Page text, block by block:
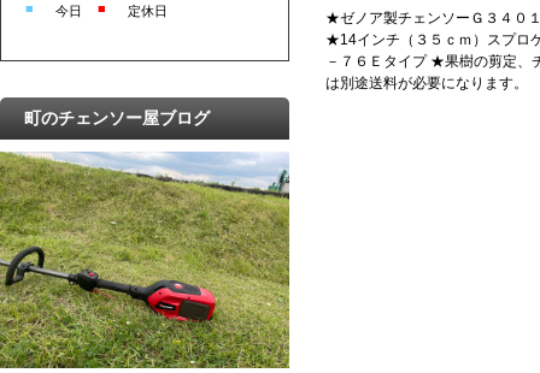
★ゼノア製チェンソーＧ３４
★14インチ（３５ｃｍ）スプ
－７６Ｅタイプ ★果樹の剪定
は別途送料が必要になります。
■ 今日 ■ 定休日
町のチェンソー屋ブログ